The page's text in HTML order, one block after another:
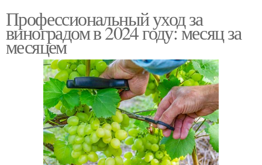
Профессиональный уход за
виноградом в 2024 году: месяц за
месяцем